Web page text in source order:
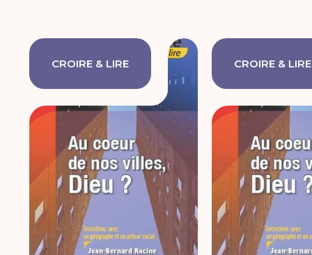
CROIRE & LIRE CROIRE & LIRE